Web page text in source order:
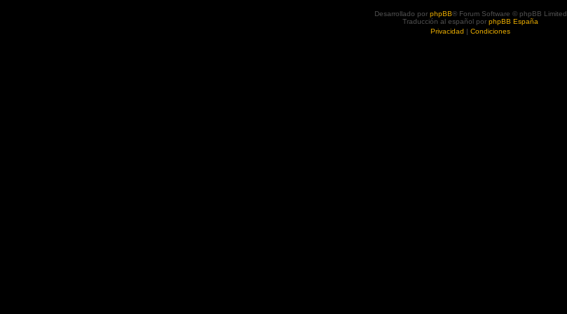
Desarrollado por phpBB® Forum Software © phpBB Limited
Traducción al español por phpBB España
Privacidad | Condiciones